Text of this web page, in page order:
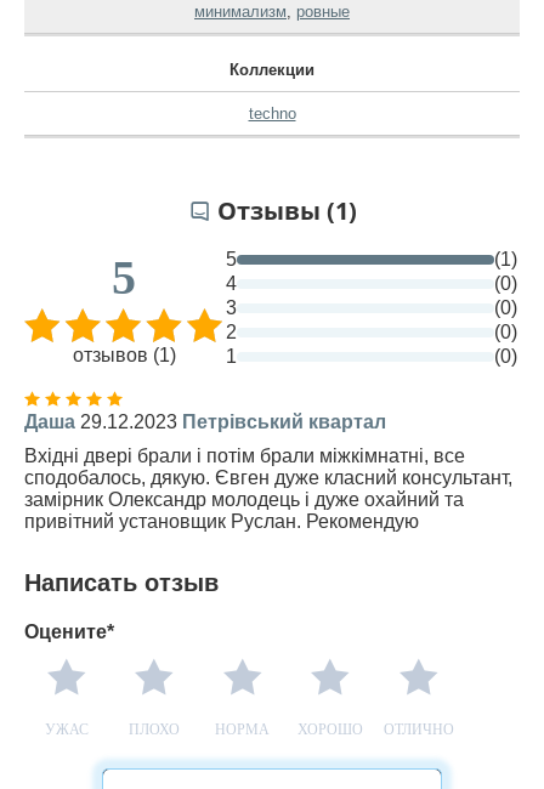
минимализм ровные
Коллекции
techno
Отзывы (1)
5
отзывов (1)
5
(1)
4
(0)
3
(0)
2
(0)
1
(0)
Даша 29.12.2023 Петрівський квартал
Вхідні двері брали і потім брали міжкімнатні, все
сподобалось, дякую. Євген дуже класний консультант,
замірник Олександр молодець і дуже охайний та
привітний установщик Руслан. Рекомендую
Написать отзыв
Оцените*
УЖАС ПЛОХО НОРМА ХОРОШО ОТЛИЧНО